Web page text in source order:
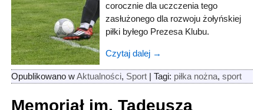
corocznie dla uczczenia tego
zasłużonego dla rozwoju żołyńskiej
piłki byłego Prezesa Klubu.
Czytaj dalej →
Opublikowano w Aktualności, Sport| Tagi: piłka nożna, sport
Memoriał im. Tadeusza